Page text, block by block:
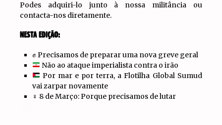
Podes adquiri-lo junto à nossa militância ou
contacta-nos diretamente.
NESTA EDIÇÃO:
✊ Precisamos de preparar uma nova greve geral
Não ao ataque imperialista contra o irão
Por mar e por terra, a Flotilha Global Sumud
vai zarpar novamente
♀️ 8 de Março: Porque precisamos de lutar